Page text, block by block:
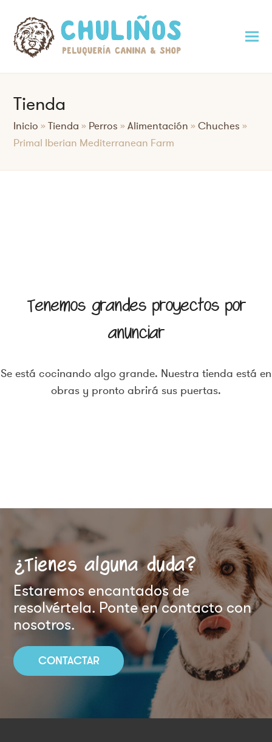
Tienda
Inicio »Tienda » Perros »Alimentación »Chuches »
Primal Iberian Mediterranean Farm
Tenemos grandes proyectos por
anunciar
Se está cocinando algo grande. Nuestra tienda está en
obras y pronto abrirá sus puertas.
¿Tienes alguna duda?
Estaremos encantados de
resolvértela. Ponte en contacto con
nosotros.
CONTACTAR